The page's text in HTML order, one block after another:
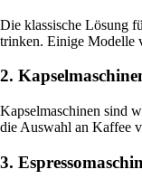
Die klassische Lösung
trinken. Einige Modelle
2.
Kapselmaschinen sind
die Auswahl an Kaffee
3.